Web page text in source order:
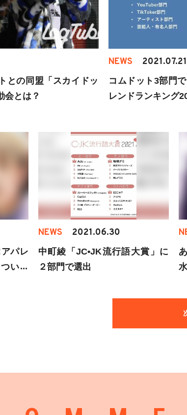
の同盟「スカイドッ
会とは？
NEWS 2021.07.21
コムドット3部門
レンドランキング
パレ
いて
NEWS 2021.06.30
中町綾「JC•JK流行語大賞」に
２部門で選出